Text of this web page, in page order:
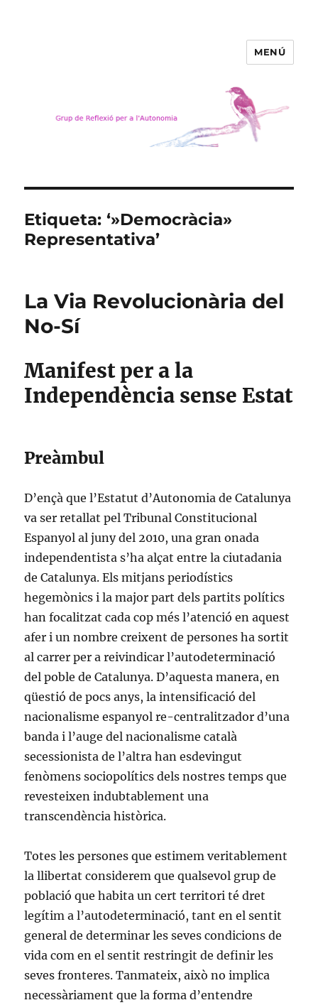
MENÚ
Etiqueta:‘»Democràcia»
Representativa’
La Via Revolucionària del
No-Sí
Manifest per a la
Independència sense Estat
Preàmbul
D’ençà que l’Estatut d’Autonomia de Catalunya
va ser retallat pel Tribunal Constitucional
Espanyol al juny del 2010, una gran onada
independentista s’ha alçat entre la ciutadania
de Catalunya. Els mitjans periodístics
hegemònics i la major part dels partits polítics
han focalitzat cada cop més l’atenció en aquest
afer i un nombre creixent de persones ha sortit
al carrer per a reivindicar l’autodeterminació
del poble de Catalunya. D’aquesta manera, en
qüestió de pocs anys, la intensificació del
nacionalisme espanyol re-centralitzador d’una
banda i l’auge del nacionalisme català
secessionista de l’altra han esdevingut
fenòmens sociopolítics dels nostres temps que
revesteixen indubtablement una
transcendència històrica.
Totes les persones que estimem veritablement
la llibertat considerem que qualsevol grup de
població que habita un cert territori té dret
legítim a l’autodeterminació, tant en el sentit
general de determinar les seves condicions de
vida com en el sentit restringit de definir les
seves fronteres. Tanmateix, això no implica
necessàriament que la forma d’entendre